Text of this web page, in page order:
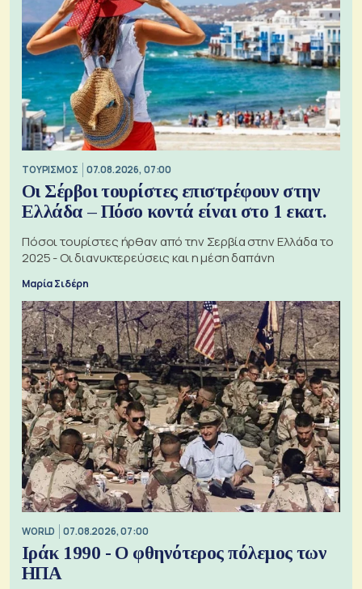
ΤΟΥΡΙΣΜΟΣ 07.08.2026, 07:00
Οι Σέρβοι τουρίστες επιστρέφουν στην
Ελλάδα – Πόσο κοντά είναι στο 1 εκατ.
Πόσοι τουρίστες ήρθαν από την Σερβία στην Ελλάδα το
2025 - Οι διανυκτερεύσεις και η μέση δαπάνη
Μαρία Σιδέρη
WORLD 07.08.2026, 07:00
Ιράκ 1990 - Ο φθηνότερος πόλεμος των
ΗΠΑ